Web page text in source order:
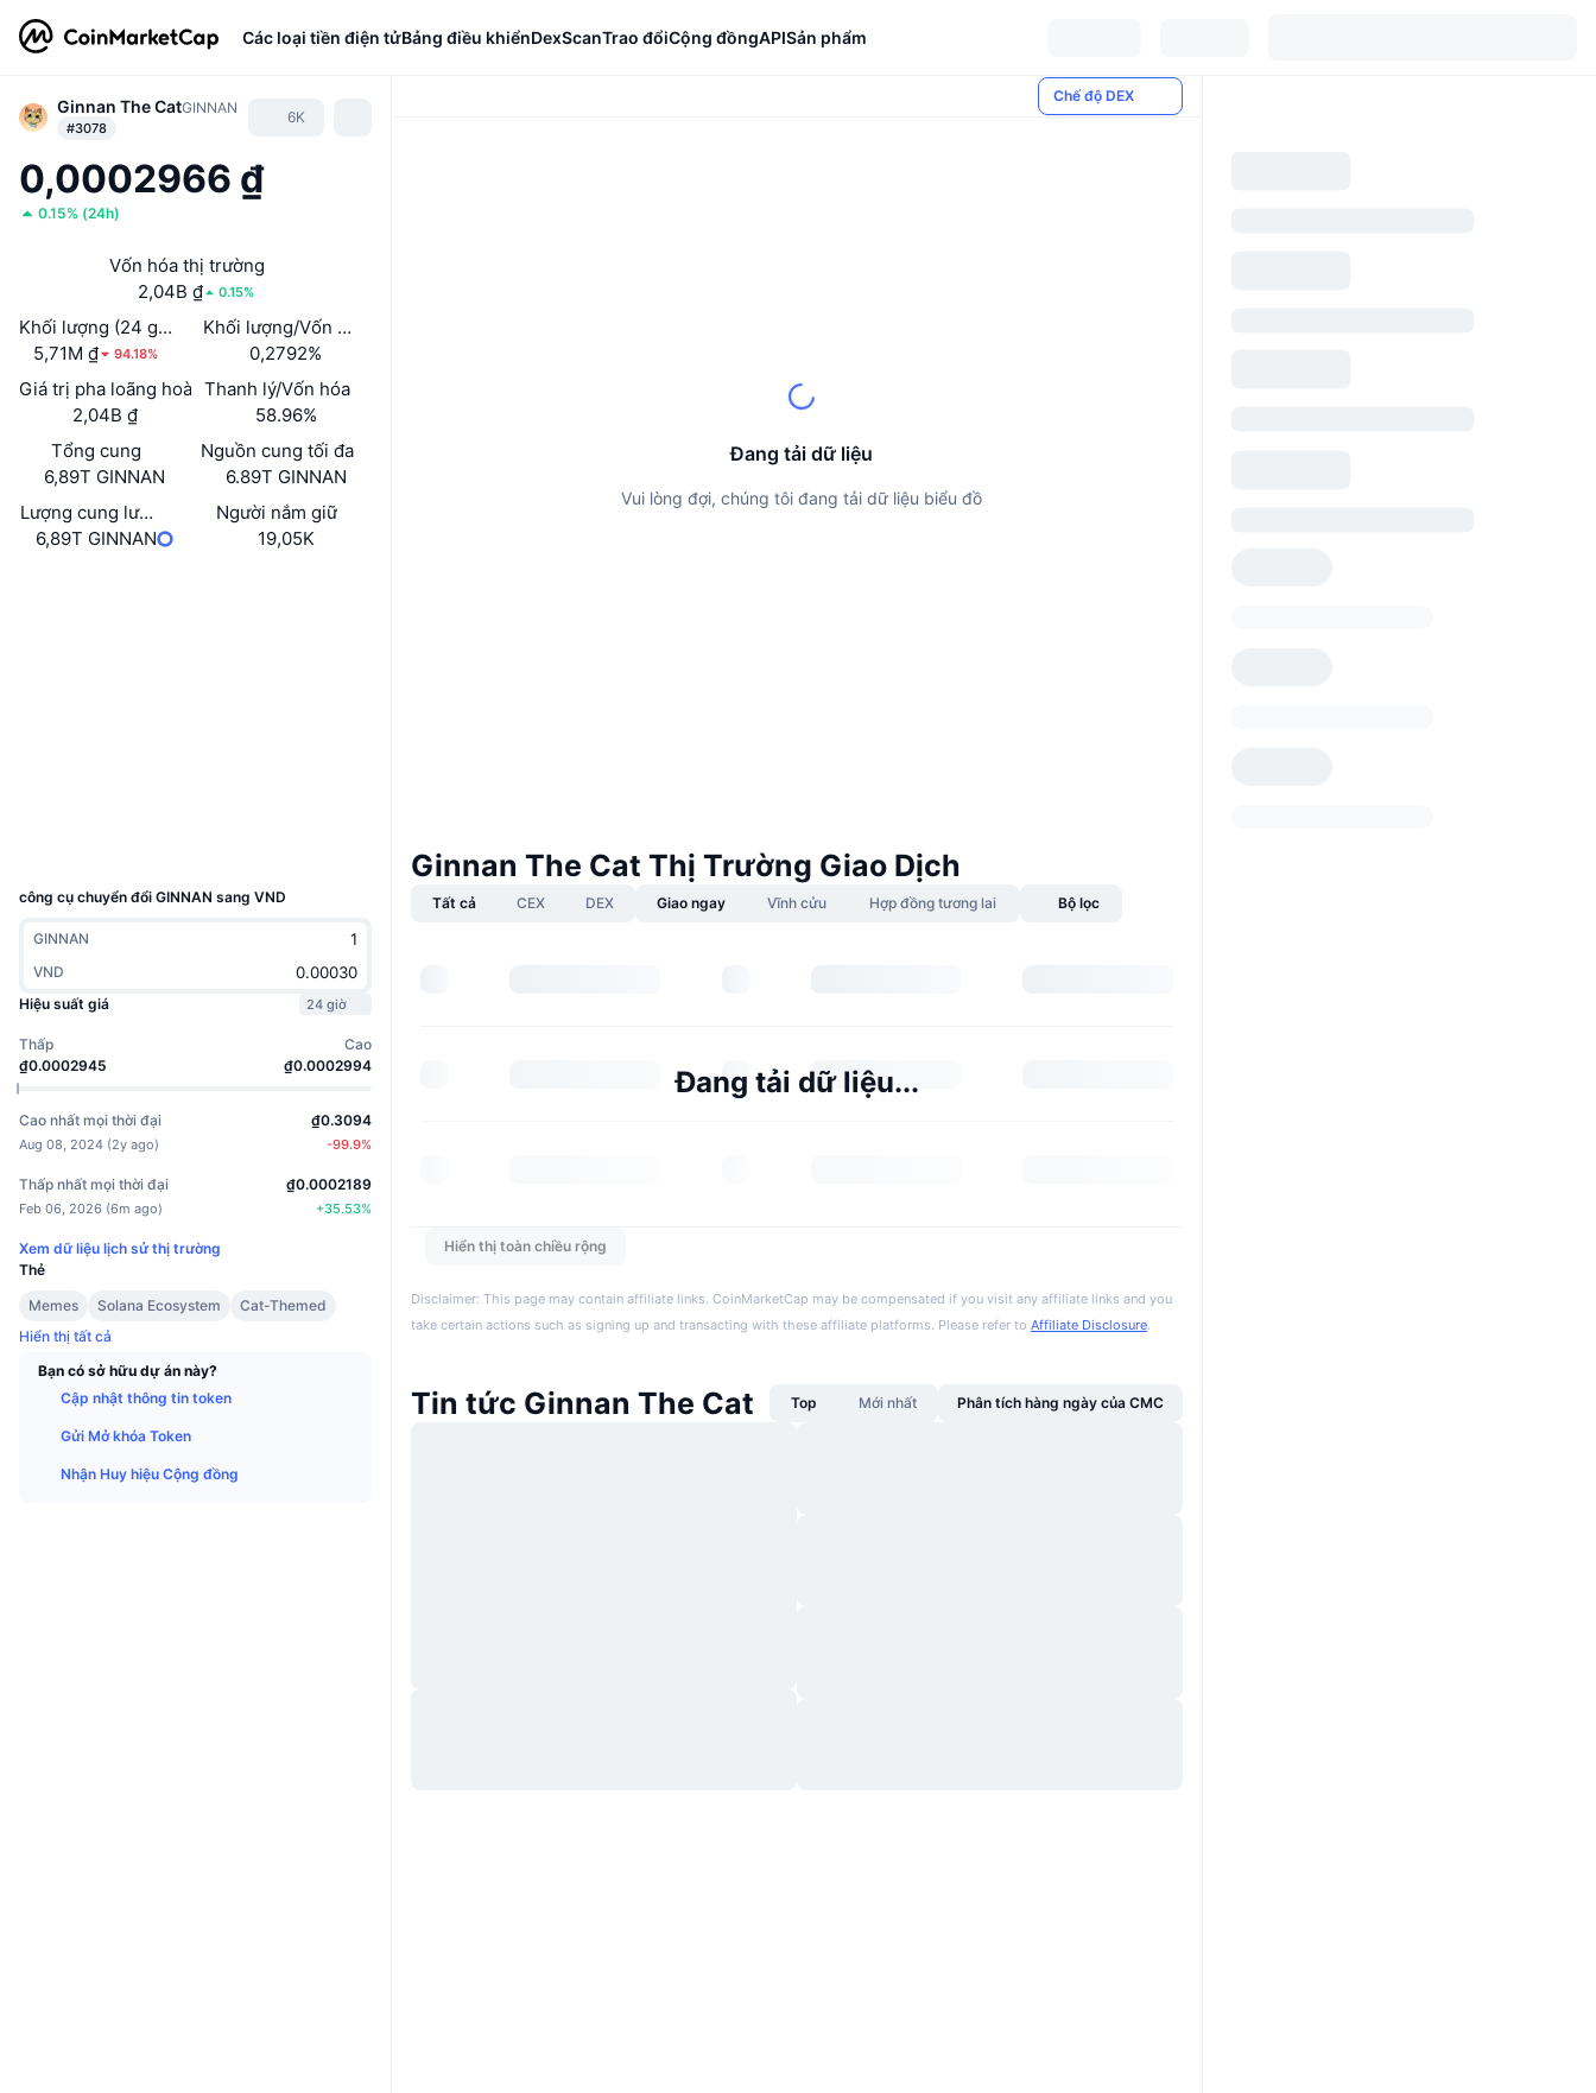
Các loại tiền điện tửBảng điều khiểnDexScanTrao đổiCộng đồngAPISản phẩm
Ginnan The CatGINNAN
#3078
6K
0,0002966 ₫
0.15% (24h)
Vốn hóa thị trường
2,04B ₫
0.15%
Khối lượng (24 giờ)
5,71M ₫
94.18%
Khối lượng/Vốn hóa thị trường (24h)
0,2792%
Giá trị pha loãng hoàn toàn (FDV)
2,04B ₫
Thanh lý/Vốn hóa
58.96%
Tổng cung
6,89T GINNAN
Nguồn cung tối đa
6.89T GINNAN
Lượng cung lưu hành
6,89T GINNAN
Người nắm giữ
19,05K
công cụ chuyển đổi GINNAN sang VND
GINNAN
VND
Hiệu suất giá
24 giờ
Thấp
₫0.0002945
Cao
₫0.0002994
Cao nhất mọi thời đại
Aug 08, 2024 (2y ago)
₫0.3094
-99.9%
Thấp nhất mọi thời đại
Feb 06, 2026 (6m ago)
₫0.0002189
+35.53%
Xem dữ liệu lịch sử thị trường
Thẻ
Memes
Solana Ecosystem
Cat-Themed
Hiển thị tất cả
Bạn có sở hữu dự án này?
Cập nhật thông tin token
Gửi Mở khóa Token
Nhận Huy hiệu Cộng đồng
Chế độ DEX
Đang tải dữ liệu
Vui lòng đợi, chúng tôi đang tải dữ liệu biểu đồ
Ginnan The Cat Thị Trường Giao Dịch
Tất cả CEX DEX Giao ngay Vĩnh cửu Hợp đồng tương lai Bộ lọc
Đang tải dữ liệu...
Hiển thị toàn chiều rộng
Disclaimer: This page may contain affiliate links. CoinMarketCap may be compensated if you visit any affiliate links and you
take certain actions such as signing up and transacting with these affiliate platforms. Please refer to Affiliate Disclosure.
Tin tức Ginnan The Cat Top Mới nhất Phân tích hàng ngày của CMC